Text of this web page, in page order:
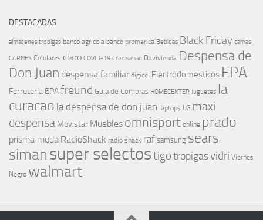
DESTACADAS
almacenes tropigas banco agricola banco promerica Bebidas Black Friday camas
CARNES Celulares claro COVID-19 Credisiman Davivienda Despensa de
Don Juan despensa familiar digicel Electrodomesticos EPA
Ferreteria EPAfreund Guia de Compras HOMECENTER Juguetes la
curacao la despensa de don juan laptops LG maxi
despensa Movistar Muebles omnisport online prado
prisma moda RadioShack radio shack raf samsung sears
simansuper selectostigotropigasvidri Viernes
Negro walmart